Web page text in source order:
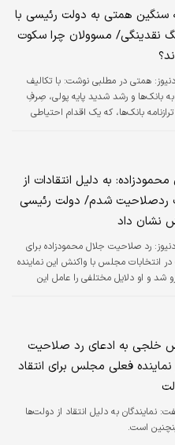
سنگین همتی به دولت رئیسی با
نقدینگی/ مسوولان چرا سکوت
همتی در مطلبی نوشت: با تکالیف
بانک‌ها و رشد شدید⁧ پایه پولی⁩، صِرفِ
بانک‌ها، که یک اقدام احتیاطی
به دلیل انتقادات از
ردصلاحیت شدم/ دولت رئیسی
نشان داد
رد صلاحیت جلال محمودزاده برای
انتخابات مجلس با واکنش این نماینده
شد و او دلایل مختلفی را عامل این
خلجی به ادعای رد صلاحیت
فعلی مجلس برای انتقاد
نمایندگان به دلیل انتقاد از دولت‌ها
است.